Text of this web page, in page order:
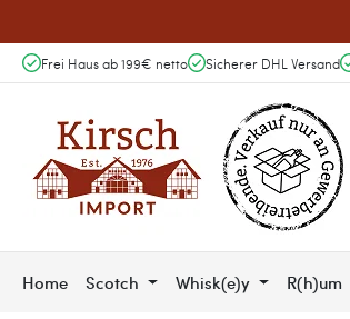
Frei Haus ab 199€ netto Sicherer DHL Versand
Home Scotch Whisk(e)y R(h)um